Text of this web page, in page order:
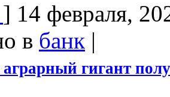
] 14 февраля,
в банк |
гигант